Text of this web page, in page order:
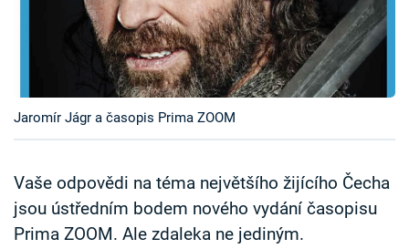
Časopis
Sledujte prima+
Přihlášení
Sledujte nás
Jaromír Jágr a časopis Prima ZOOM
Vaše odpovědi na téma největšího žijícího Čecha
jsou ústředním bodem nového vydání časopisu
Prima ZOOM. Ale zdaleka ne jediným.